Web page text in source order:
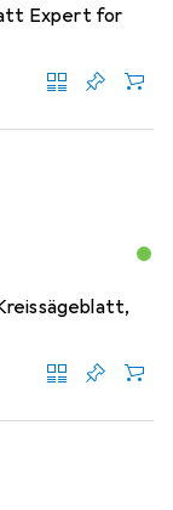
Expert for